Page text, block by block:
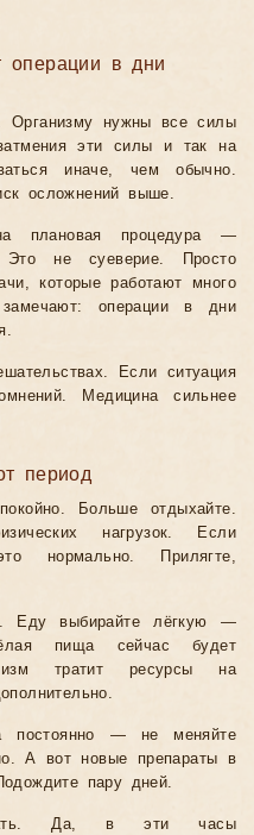
операции в дни
Организму нужны все силы
эти силы и так на
иначе, чем обычно.
осложнений выше.
плановая процедура —
не суеверие. Просто
которые работают много
операции в дни
Если ситуация
Медицина сильнее
период
Больше отдыхайте.
нагрузок. Если
нормально. Прилягте,
Еду выбирайте лёгкую —
пища сейчас будет
тратит ресурсы на
постоянно — не меняйте
А вот новые препараты в
пару дней.
Да, в эти часы